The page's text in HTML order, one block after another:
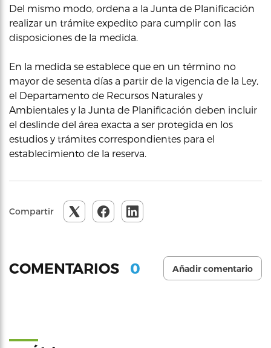
Del mismo modo, ordena a la Junta de Planificación
realizar un trámite expedito para cumplir con las
disposiciones de la medida.
En la medida se establece que en un término no
mayor de sesenta días a partir de la vigencia de la Ley,
el Departamento de Recursos Naturales y
Ambientales y la Junta de Planificación deben incluir
el deslinde del área exacta a ser protegida en los
estudios y trámites correspondientes para el
establecimiento de la reserva.
Compartir
COMENTARIOS 0 Añadir comentario